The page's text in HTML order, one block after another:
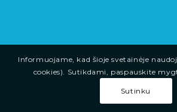
Informuojame, kad šioje svetainėje
cookies). Sutikdami, paspauskite
Sutinku